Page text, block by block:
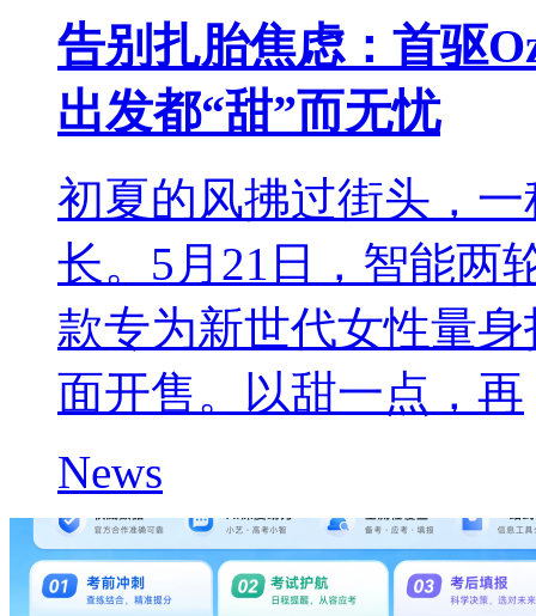
告别扎胎焦虑：首驱
出发都“甜”而无忧
初夏的风拂过街头，
长。5月21日，智能两
款专为新世代女性量
面开售。以甜一点，再
News